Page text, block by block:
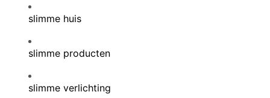
slimme huis
slimme producten
slimme verlichting